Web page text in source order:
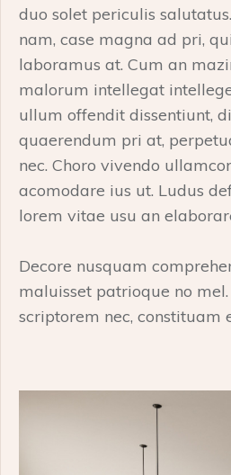
duo solet periculis
nam, case magna ad pri,
laboramus at. Cum an
malorum intellegat
ullum offendit dissentiunt,
quaerendum pri at,
nec. Choro vivendo
acomodare ius ut. Ludus
lorem vitae usu an
Decore nusquam
maluisset patrioque no
scriptorem nec, constituam